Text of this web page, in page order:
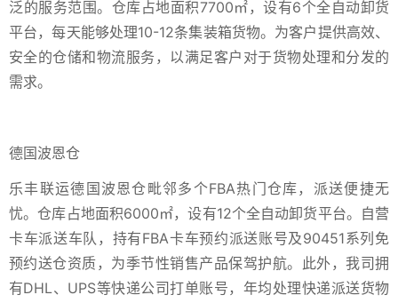
泛的服务范围。仓库占地面积7700㎡，设有6个全自动卸货
平台，每天能够处理10-12条集装箱货物。为客户提供高效、
安全的仓储和物流服务，以满足客户对于货物处理和分发的
需求。
德国波恩仓
乐丰联运德国波恩仓毗邻多个FBA热门仓库，派送便捷无
忧。仓库占地面积6000㎡，设有12个全自动卸货平台。自营
卡车派送车队，持有FBA卡车预约派送账号及90451系列免
预约送仓资质，为季节性销售产品保驾护航。此外，我司拥
有DHL、UPS等快递公司打单账号，年均处理快递派送货物